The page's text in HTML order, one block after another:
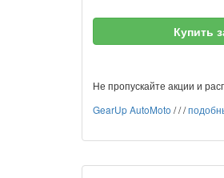
Купить
Не пропускайте акции и
GearUp AutoMoto ///